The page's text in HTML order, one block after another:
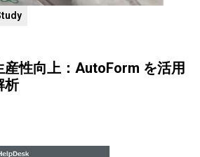
】
産性向上：AutoForm を活用
析